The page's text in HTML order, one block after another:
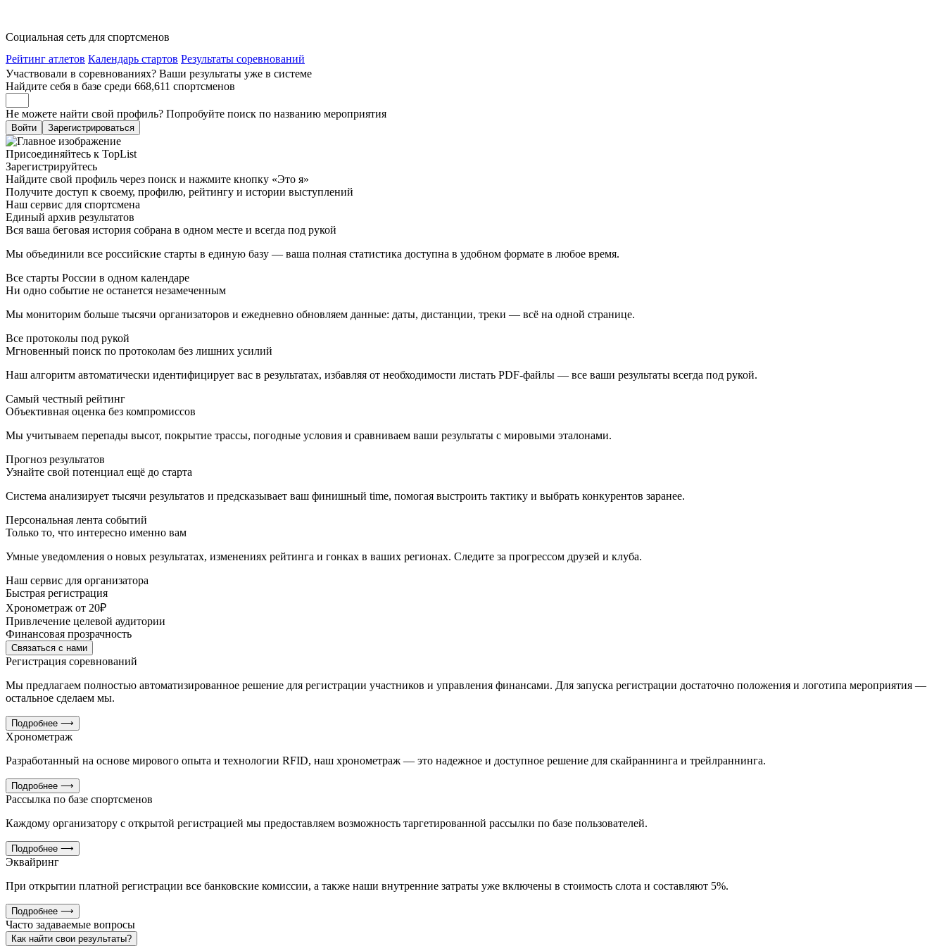
Социальная сеть для спортсменов
Рейтинг атлетов Календарь стартов Результаты соревнований
Участвовали в соревнованиях? Ваши результаты уже в системе
Найдите себя в базе среди 668,611 спортсменов
Не можете найти свой профиль? Попробуйте поиск по названию мероприятия
Войти Зарегистрироваться
Присоединяйтесь к TopList
Зарегистрируйтесь
Найдите свой профиль через поиск и нажмите кнопку «Это я»
Получите доступ к своему, профилю, рейтингу и истории выступлений
Наш сервис для спортсмена
Единый архив результатов
Вся ваша беговая история собрана в одном месте и всегда под рукой
Мы объединили все российские старты в единую базу — ваша полная статистика доступна в удобном формате в любое время.
Все старты России в одном календаре
Ни одно событие не останется незамеченным
Мы мониторим больше тысячи организаторов и ежедневно обновляем данные: даты, дистанции, треки — всё на одной странице.
Все протоколы под рукой
Мгновенный поиск по протоколам без лишних усилий
Наш алгоритм автоматически идентифицирует вас в результатах, избавляя от необходимости листать PDF-файлы — все ваши результаты всегда под рукой.
Самый честный рейтинг
Объективная оценка без компромиссов
Мы учитываем перепады высот, покрытие трассы, погодные условия и сравниваем ваши результаты с мировыми эталонами.
Прогноз результатов
Узнайте свой потенциал ещё до старта
Система анализирует тысячи результатов и предсказывает ваш финишный time, помогая выстроить тактику и выбрать конкурентов заранее.
Персональная лента событий
Только то, что интересно именно вам
Умные уведомления о новых результатах, изменениях рейтинга и гонках в ваших регионах. Следите за прогрессом друзей и клуба.
Наш сервис для организатора
Быстрая регистрация
Хронометраж от 20₽
Привлечение целевой аудитории
Финансовая прозрачность
Связаться с нами
Регистрация соревнований
Мы предлагаем полностью автоматизированное решение для регистрации участников и управления финансами. Для запуска регистрации достаточно положения и логотипа мероприятия —
остальное сделаем мы.
Подробнее ⟶
Хронометраж
Разработанный на основе мирового опыта и технологии RFID, наш хронометраж — это надежное и доступное решение для скайраннинга и трейлраннинга.
Подробнее ⟶
Рассылка по базе спортсменов
Каждому организатору с открытой регистрацией мы предоставляем возможность таргетированной рассылки по базе пользователей.
Подробнее ⟶
Эквайринг
При открытии платной регистрации все банковские комиссии, а также наши внутренние затраты уже включены в стоимость слота и составляют 5%.
Подробнее ⟶
Часто задаваемые вопросы
Как найти свои результаты?